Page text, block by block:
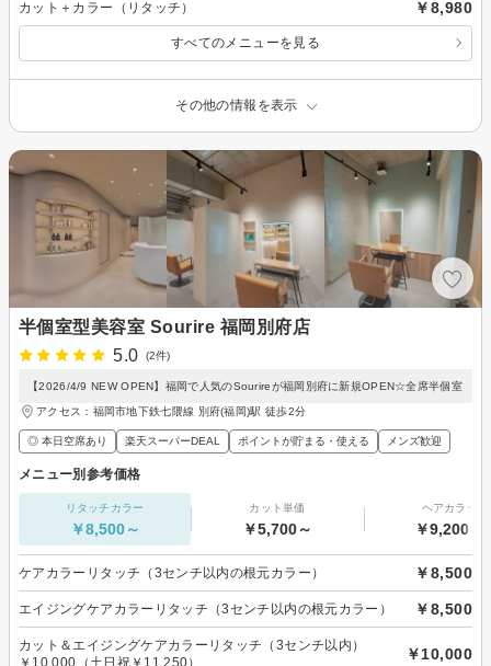
カット＋カラー（リタッチ） ￥8,980
すべてのメニューを見る
その他の情報を表示
半個室型美容室 Sourire 福岡別府店
5.0
(2件)
【2026/4/9 NEW OPEN】福岡で人気のSourireが福岡別府に新規OPEN☆全席半個室
アクセス：福岡市地下鉄七隈線 別府(福岡)駅 徒歩2分
◎ 本日空席あり 楽天スーパーDEAL ポイントが貯まる・使える メンズ歓迎
メニュー別参考価格
リタッチカラー
￥8,500～
カット単価
￥5,700～
ヘアカラー
￥9,200～
ケアカラーリタッチ（3センチ以内の根元カラー） ￥8,500
エイジングケアカラーリタッチ（3センチ以内の根元カラー） ￥8,500
カット＆エイジングケアカラーリタッチ（3センチ以内）
￥10,000（土日祝￥11,250）
￥10,000